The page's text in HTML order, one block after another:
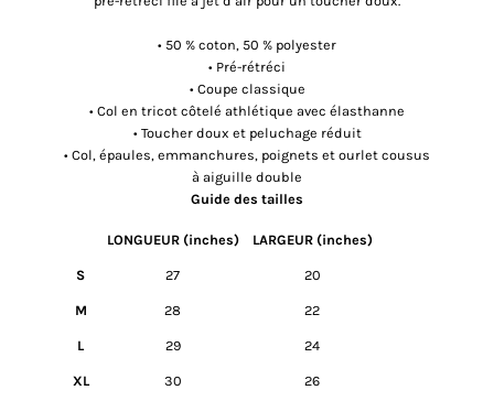
• 50 % coton, 50 % polyester
• Pré-rétréci
• Coupe classique
• Col en tricot côtelé athlétique avec élasthanne
• Toucher doux et peluchage réduit
• Col, épaules, emmanchures, poignets et ourlet cousus
à aiguille double
Guide des tailles
LONGUEUR (inches) LARGEUR (inches)
S 27 20
M 28 22
L 29 24
XL 30 26